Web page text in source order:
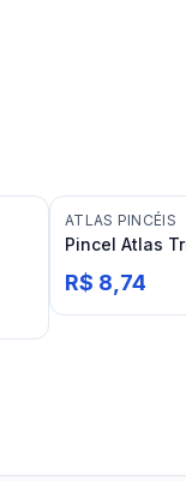
ATLAS PINCÉIS
Pincel Atlas
R$ 8,74